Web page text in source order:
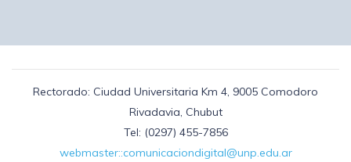
Rectorado: Ciudad Universitaria Km 4, 9005 Comodoro
Rivadavia, Chubut
Tel: (0297) 455-7856
webmaster::comunicaciondigital@unp.edu.ar